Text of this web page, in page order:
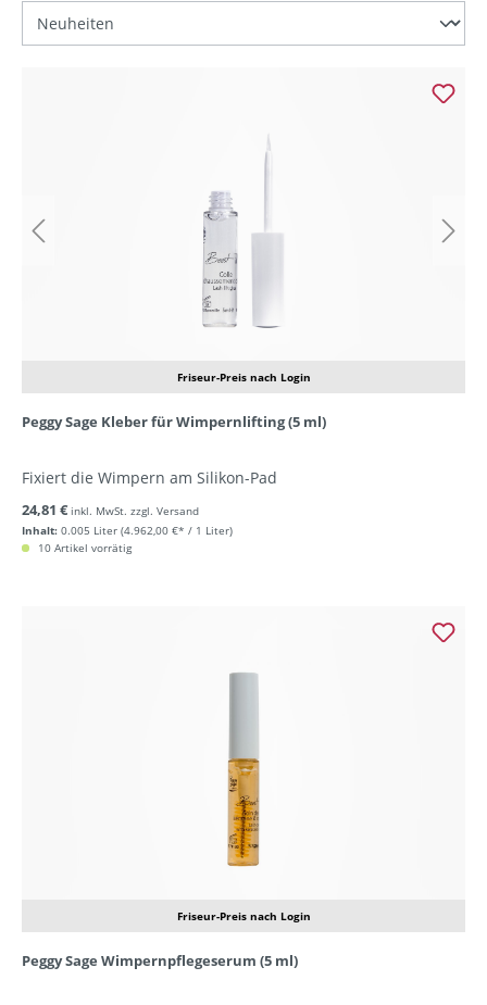
Friseur-Preis nach Login
Peggy Sage Kleber für Wimpernlifting (5 ml)
Fixiert die Wimpern am Silikon-Pad
Inhalt: 0.005 Liter (4.962,00 €* / 1 Liter)
24,81 € inkl. MwSt. zzgl. Versand
10 Artikel vorrätig
Friseur-Preis nach Login
Peggy Sage Wimpernpflegeserum (5 ml)